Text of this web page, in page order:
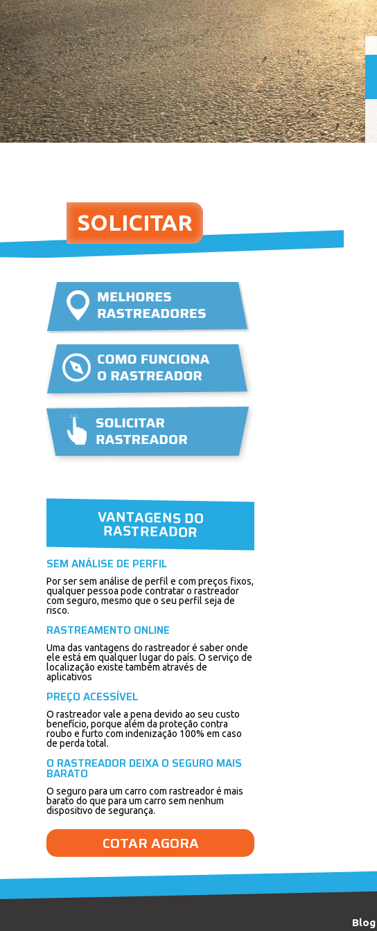
VANTAGENS DO
RASTREADOR
SEM ANÁLISE DE PERFIL
Por ser sem análise de perfil e com preços fixos,
qualquer pessoa pode contratar o rastreador
com seguro, mesmo que o seu perfil seja de
risco.
RASTREAMENTO ONLINE
Uma das vantagens do rastreador é saber onde
ele está em qualquer lugar do país. O serviço de
localização existe também através de
aplicativos
PREÇO ACESSÍVEL
O rastreador vale a pena devido ao seu custo
benefício, porque além da proteção contra
roubo e furto com indenização 100% em caso
de perda total.
O RASTREADOR DEIXA O SEGURO MAIS
BARATO
O seguro para um carro com rastreador é mais
barato do que para um carro sem nenhum
dispositivo de segurança.
COTAR AGORA
Blog